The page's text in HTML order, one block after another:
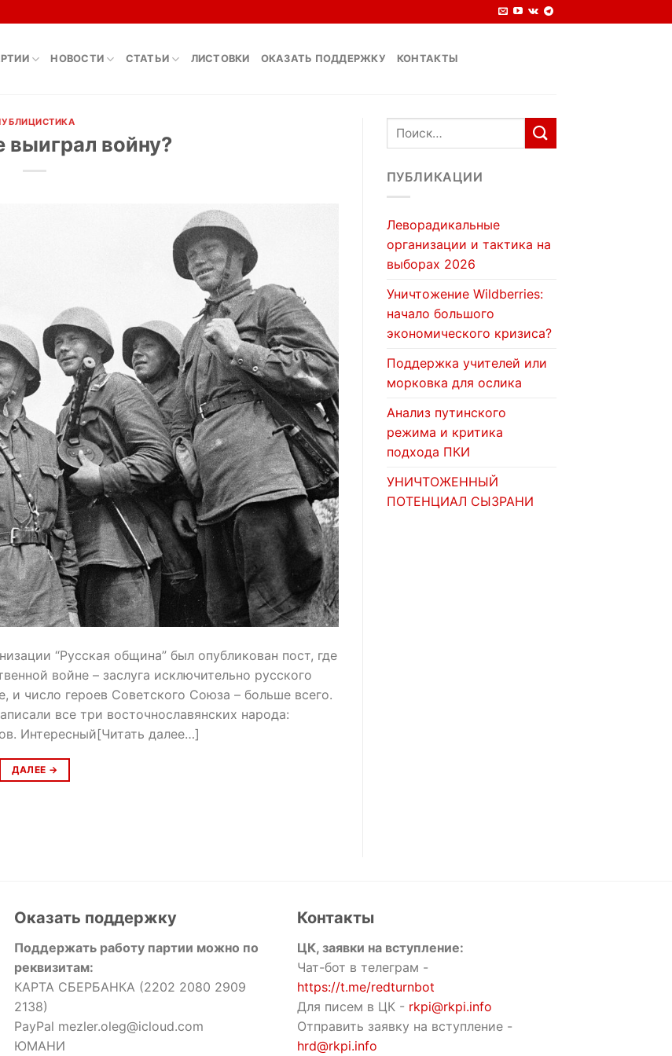
НОВОСТИ СТАТЬИ ЛИСТОВКИ ОКАЗАТЬ ПОДДЕРЖКУ КОНТАКТЫ
выиграл войну?
“Русская община” был опубликован пост, где
войне – заслуга исключительно русского
и число героев Советского Союза – больше всего.
все три восточнославянских народа:
Интересный[Читать далее…]
ДАЛЕЕ →
ПУБЛИКАЦИИ
Леворадикальные
организации и тактика на
выборах 2026
Уничтожение Wildberries:
начало большого
экономического кризиса?
Поддержка учителей или
морковка для ослика
Анализ путинского
режима и критика
подхода ПКИ
УНИЧТОЖЕННЫЙ
ПОТЕНЦИАЛ СЫЗРАНИ
Оказать поддержку
Поддержать работу партии можно по
реквизитам:
КАРТА СБЕРБАНКА (2202 2080 2909
2138)
PayPal mezler.oleg@icloud.com
ЮМАНИ
Контакты
ЦК, заявки на вступление:
Чат-бот в телеграм -
https://t.me/redturnbot
Для писем в ЦК - rkpi@rkpi.info
Отправить заявку на вступление -
hrd@rkpi.info